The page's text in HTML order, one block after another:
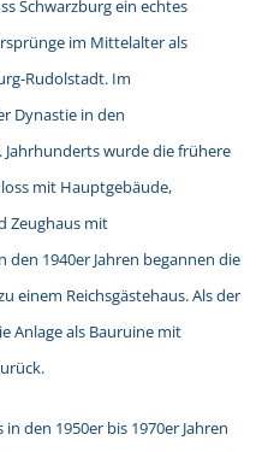
Schwarzburg ein echtes
im Mittelalter als
Rudolstadt. Im
Dynastie in den
Jahrhunderts wurde die frühere
mit Hauptgebäude,
Zeughaus mit
1940er Jahren begannen die
einem Reichsgästehaus. Als der
Anlage als Bauruine mit
den 1950er bis 1970er Jahren